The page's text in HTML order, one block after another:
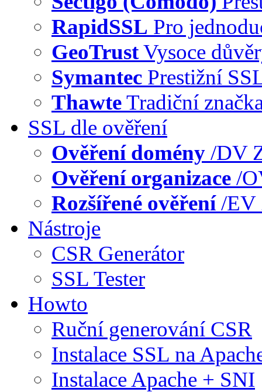
RapidSSL Pro
GeoTrustVysoce
Symantec Prestižní
ThawteTradiční
SSL dle ověření
Ověření domény /DV
Ověření organizace /
Rozšířené ověření/EV
Nástroje
CSR Generátor
SSL Tester
Howto
Ruční generování CSR
Instalace SSL na
Instalace Apache + SNI